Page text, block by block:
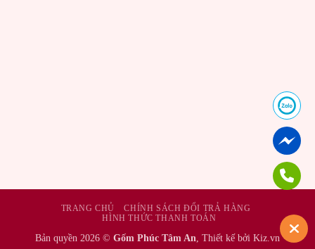
TRANG CHỦ
CHÍNH SÁCH ĐỔI TRẢ HÀNG
HÌNH THỨC THANH TOÁN
Bản quyền 2026 © Gốm Phúc Tâm An , Thiết kế bởi Kiz.vn